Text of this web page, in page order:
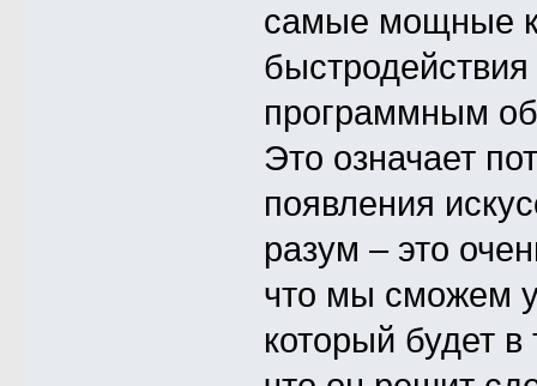
самые мощные
программным
Это означает
появления
разум – это
что мы сможем
который будет